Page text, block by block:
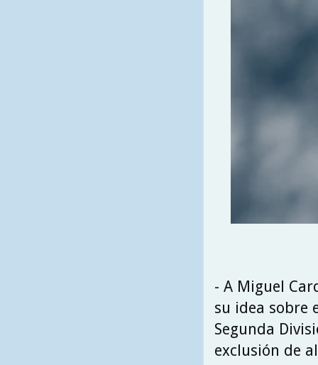
- A Miguel
su idea sobre
Segunda
exclusión de